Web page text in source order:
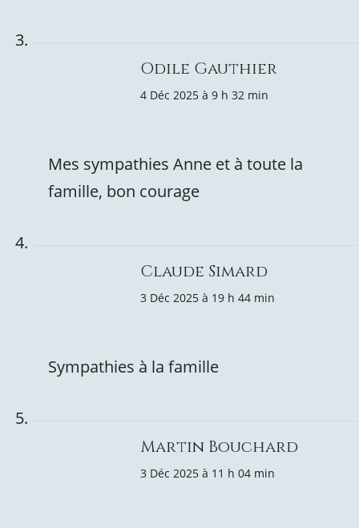
Odile Gauthier
4 Déc 2025 à 9 h 32 min
Mes sympathies Anne et à toute la
famille, bon courage
Claude Simard
3 Déc 2025 à 19 h 44 min
Sympathies à la famille
Martin Bouchard
3 Déc 2025 à 11 h 04 min